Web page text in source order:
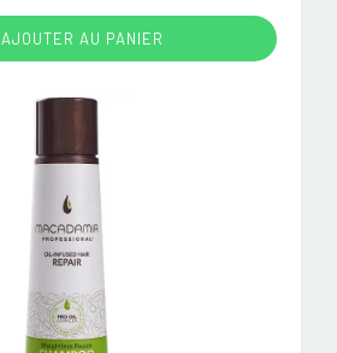
AJOUTER AU PANIER